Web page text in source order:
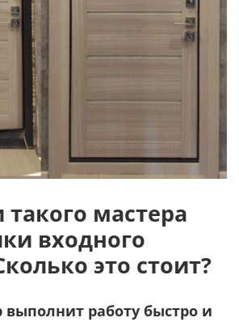
такого мастера
входного
это стоит?
выполнит работу быстро и